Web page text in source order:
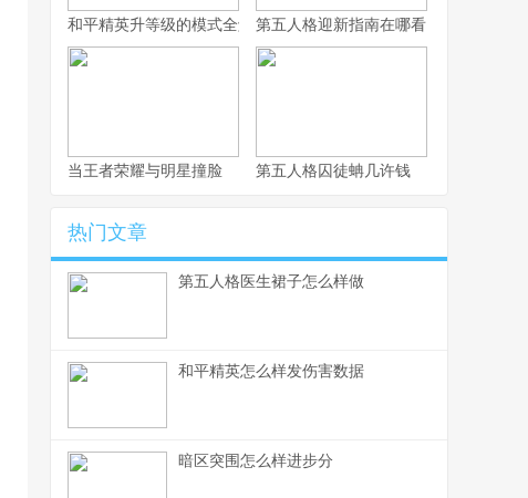
和平精英升等级的模式全解析第五人格迎新指南在哪看
当王者荣耀与明星撞脸 第五人格囚徒蚺几许钱
热门文章
第五人格医生裙子怎么样做
和平精英怎么样发伤害数据
暗区突围怎么样进步分